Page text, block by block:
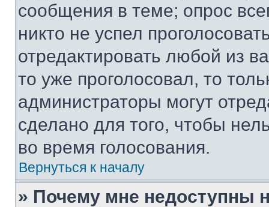
сообщения в теме; опрос
никто не успел
отредактировать любой из
то уже проголосовал, то
администраторы могут
сделано для того, чтобы
во время голосования.
Вернуться к началу
» Почему мне недоступны